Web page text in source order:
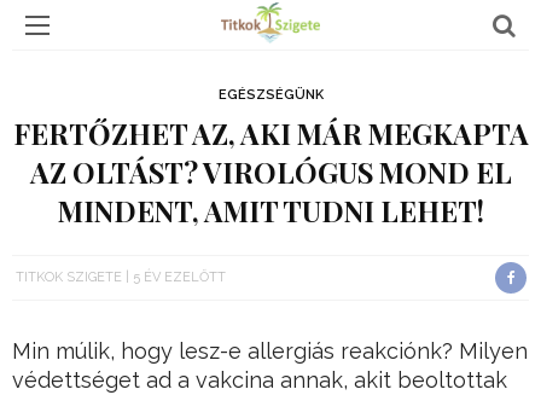
EGÉSZSÉGÜNK
FERTŐZHET AZ, AKI MÁR MEGKAPTA
AZ OLTÁST? VIROLÓGUS MOND EL
MINDENT, AMIT TUDNI LEHET!
TITKOK SZIGETE 5 ÉV EZELŐTT
Min múlik, hogy lesz-e allergiás reakciónk? Milyen
védettséget ad a vakcina annak, akit beoltottak